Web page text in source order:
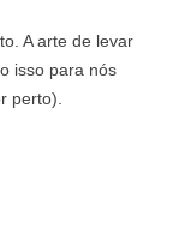
A arte de levar
isso para nós
perto).